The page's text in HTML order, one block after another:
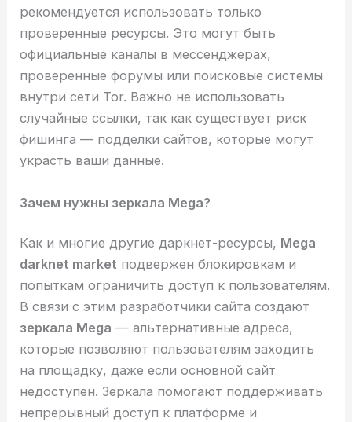
рекомендуется использовать только
проверенные ресурсы. Это могут быть
официальные каналы в мессенджерах,
проверенные форумы или поисковые системы
внутри сети Tor. Важно не использовать
случайные ссылки, так как существует риск
фишинга — подделки сайтов, которые могут
украсть ваши данные.
Зачем нужны зеркала Mega?
Как и многие другие даркнет-ресурсы, Mega
darknet market подвержен блокировкам и
попыткам ограничить доступ к пользователям.
В связи с этим разработчики сайта создают
зеркала Mega — альтернативные адреса,
которые позволяют пользователям заходить
на площадку, даже если основной сайт
недоступен. Зеркала помогают поддерживать
непрерывный доступ к платформе и